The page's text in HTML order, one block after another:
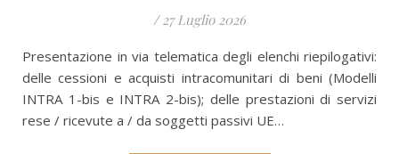
/ 27 Luglio 2026
Presentazione in via telematica degli elenchi riepilogativi:
delle cessioni e acquisti intracomunitari di beni (Modelli
INTRA 1-bis e INTRA 2-bis); delle prestazioni di servizi
rese / ricevute a / da soggetti passivi UE…